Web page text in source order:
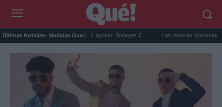
Últimas Noticias- Noticias Que!:
en Cariñena del 12 agosto: Bodegas C... Las mejores hipotecas de agosto: el